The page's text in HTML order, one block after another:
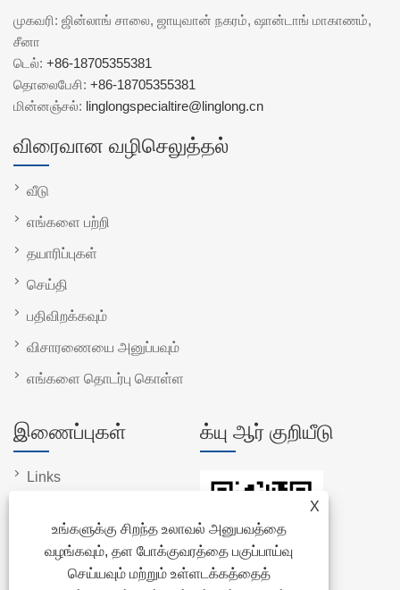
X
உங்களுக்கு சிறந்த உலாவல் அனுபவத்தை
வழங்கவும், தள போக்குவரத்தை பகுப்பாய்வு
செய்யவும் மற்றும் உள்ளடக்கத்தைத்
முகவரி: ஜின்லாங் சாலை, ஜாயுவான் நகரம், ஷான்டாங் மாகாணம்,
சீனா
டெல்: +86-18705355381
தொலைபேசி: +86-18705355381
மின்னஞ்சல்: linglongspecialtire@linglong.cn
விரைவான வழிசெலுத்தல்
வீடு
எங்களை பற்றி
தயாரிப்புகள்
செய்தி
பதிவிறக்கவும்
விசாரணையை அனுப்பவும்
எங்களை தொடர்பு கொள்ள
இணைப்புகள்
Links
க்யு ஆர் குறியீடு